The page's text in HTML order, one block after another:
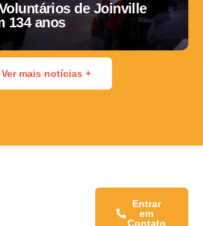
de Joinville
134 anos
Ver mais notícias +
Entrar
em
Contato